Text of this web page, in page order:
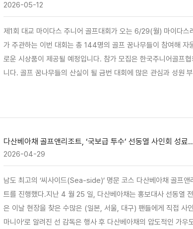
2026-05-12
제1회 대교 마이다스 주니어 골프대회가 오는 6/29(월) 마이다
가 주관하는 이번 대회는 총 144명의 골프 꿈나무들이 참여해
로운 시상품이 제공될 예정입니다. 참가 모집은 한국주니어
니다. 골프 꿈나무들의 산실이 될 금번 대회에 많은 관심과 성원
다산베아채 골프앤리조트, ‘국보급 투수’ 선동열 사인회 성
2026-04-29
남도 최고의 ‘씨사이드(Sea-side)’ 명문 코스 다산베아채 골프
트를 진행했다.지난 4 월 25 일, 다산베아채는 홍보대사 선동열
은 이날 현장을 찾은 수많은 (일본, 서울, 대구) 팬들에게 직접 사
마니아’로 알려진 선 감독은 행사 후 다산베아채의 압도적인 가